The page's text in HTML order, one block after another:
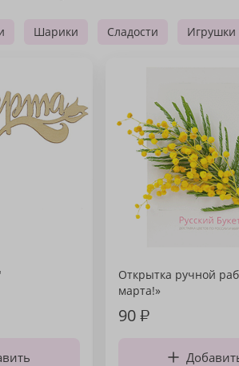
Шарики Сладости Игрушки
Открытка ручной
марта!»
90₽